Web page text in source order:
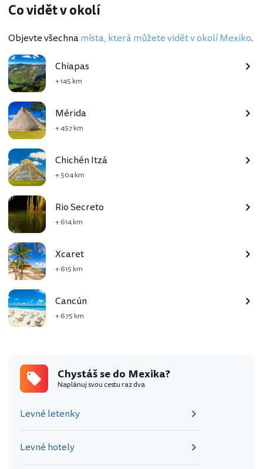
Co vidět v okolí
Objevte všechnamísta, která můžete vidět v okolí Mexiko.
Chiapas
+ 145 km
Mérida
+ 457 km
Chichén Itzá
+ 504 km
Rio Secreto
+ 614 km
Xcaret
+ 615 km
Cancún
+ 675 km
Chystáš se do Mexika?
Naplánuj svou cestu raz dva
Levné letenky
Levné hotely